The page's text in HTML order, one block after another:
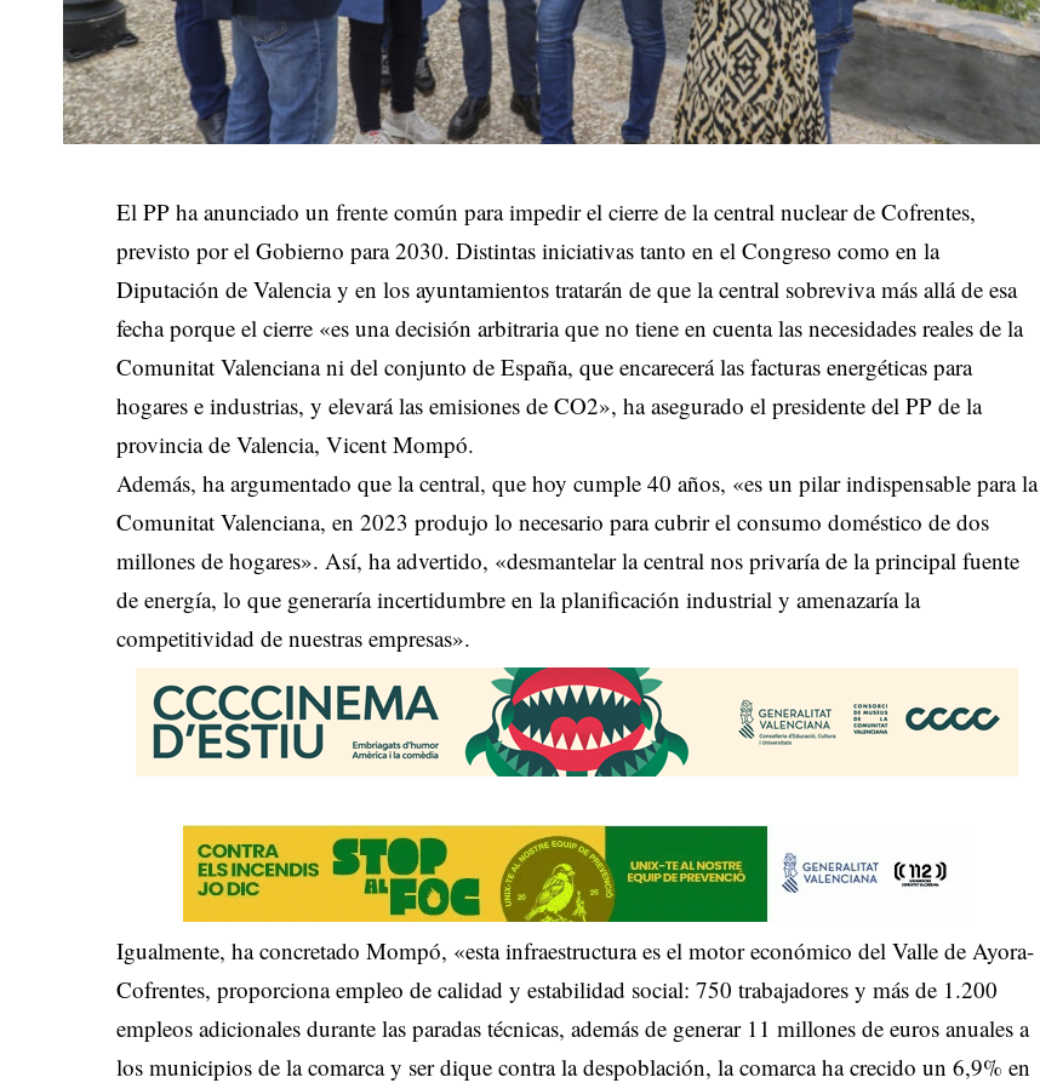
El PP ha anunciado un frente común para impedir el cierre de la central nuclear de Cofrentes,
previsto por el Gobierno para 2030. Distintas iniciativas tanto en el Congreso como en la
Diputación de Valencia y en los ayuntamientos tratarán de que la central sobreviva más allá de esa
fecha porque el cierre «es una decisión arbitraria que no tiene en cuenta las necesidades reales de la
Comunitat Valenciana ni del conjunto de España, que encarecerá las facturas energéticas para
hogares e industrias, y elevará las emisiones de CO2», ha asegurado el presidente del PP de la
provincia de Valencia, Vicent Mompó.
Además, ha argumentado que la central, que hoy cumple 40 años, «es un pilar indispensable para la
Comunitat Valenciana, en 2023 produjo lo necesario para cubrir el consumo doméstico de dos
millones de hogares». Así, ha advertido, «desmantelar la central nos privaría de la principal fuente
de energía, lo que generaría incertidumbre en la planificación industrial y amenazaría la
competitividad de nuestras empresas».
Igualmente, ha concretado Mompó, «esta infraestructura es el motor económico del Valle de Ayora-
Cofrentes, proporciona empleo de calidad y estabilidad social: 750 trabajadores y más de 1.200
empleos adicionales durante las paradas técnicas, además de generar 11 millones de euros anuales a
los municipios de la comarca y ser dique contra la despoblación, la comarca ha crecido un 6,9% en